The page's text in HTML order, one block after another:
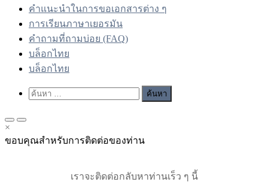
คำแนะนำในการขอเอกสารต่าง ๆ
การเรียนภาษาเยอรมัน
คำถามที่ถามบ่อย (FAQ)
บล็อกไทย
บล็อกไทย
Show
Search
ค้นหา
Primary
for
Primary
for
×
ขอบคุณสำหรับการติดต่อของท่าน
เราจะติดต่อกลับหาท่านเร็ว ๆ นี้